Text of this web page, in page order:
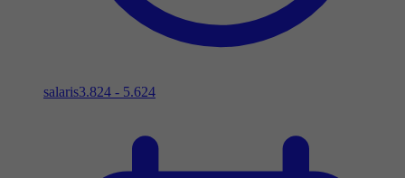
salaris3.824 - 5.624